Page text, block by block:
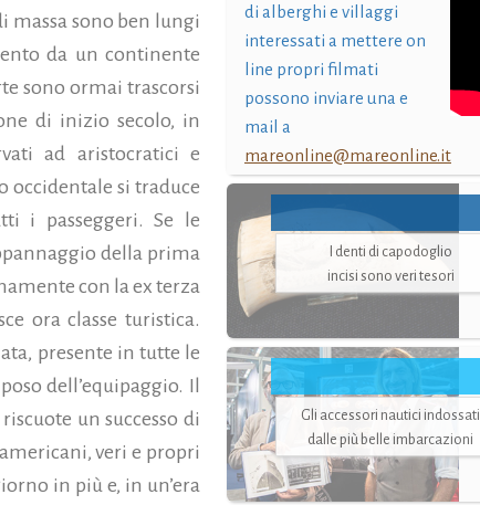
massa sono ben lungi
da un continente
sono ormai trascorsi
di inizio secolo, in
ad aristocratici e
occidentale si traduce
i passeggeri. Se le
della prima
con la ex terza
ora classe turistica.
presente in tutte le
dell’equipaggio. Il
un successo di
veri e propri
in più e, in un’era
di alberghi e villaggi
interessati a mettere on
line propri filmati
possono inviare una e
mail a
mareonline@mareonline.it
I denti di capodoglio
incisi sono veri tesori
Gli accessori nautici indossati
dalle più belle imbarcazioni